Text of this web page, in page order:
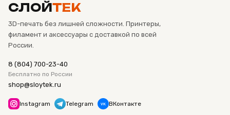
СЛОЙТЕК
3D-печать без лишней сложности. Принтеры,
филамент и аксессуары с доставкой по всей
России.
8 (804) 700-23-40
Бесплатно по России
shop@sloytek.ru
Instagram Telegram VK ВКонтакте